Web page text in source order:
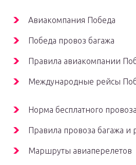
Авиакомпания Победа
Победа провоз багажа
Правила авиакомпании
Международные рейсы
Норма бесплатного
Правила провоза багажа и
Маршруты авиаперелетов